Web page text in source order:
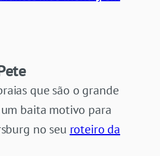
que são o grande
baita motivo para
no seu roteiro da